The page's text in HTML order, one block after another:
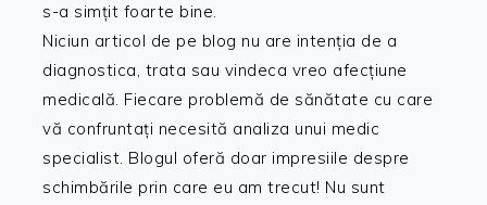
s-a simțit foarte bine.
Niciun articol de pe blog nu are intenția de a
diagnostica, trata sau vindeca vreo afecțiune
medicală. Fiecare problemă de sănătate cu care
vă confruntați necesită analiza unui medic
specialist. Blogul oferă doar impresiile despre
schimbările prin care eu am trecut! Nu sunt